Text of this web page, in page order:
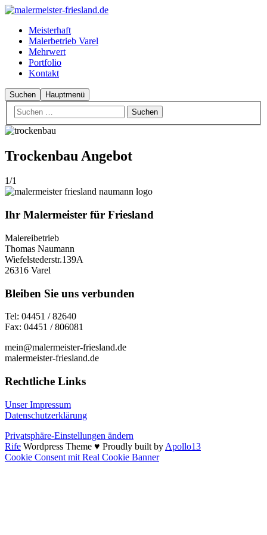
Meisterhaft
Malerbetrieb Varel
Mehrwert
Portfolio
Kontakt
Suchen Hauptmenü
Trockenbau Angebot
1/1
Ihr Malermeister für Friesland
Malereibetrieb
Thomas Naumann
Wiefelstederstr.139A
26316 Varel
Bleiben Sie uns verbunden
Tel: 04451 / 82640
Fax: 04451 / 806081
mein@malermeister-friesland.de
malermeister-friesland.de
Rechtliche Links
Unser Impressum
Datenschutzerklärung
Privatsphäre-Einstellungen ändern
Rife Wordpress Theme ♥ Proudly built by Apollo13
Cookie Consent mit Real Cookie Banner